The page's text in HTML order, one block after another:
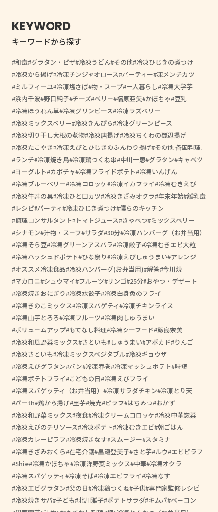
KEYWORD
キーワードから探す
和食 グラタン・ピザ 冷凍うどん その他 冷凍ひじきの煮つけ
冷凍から揚げ 冷凍チンジャオロース パーティー 凍メンチカツ
ミルフィーユ 冷凍塩さば 物・スープ 一人暮らし 冷凍大学芋
浜内千波 野口純子 チーズ ベリー 福原亜矢 かぼちゃ 豆乳
冷凍ほうれん草 冷凍グリンピース 冷凍ラズベリー
冷凍ミックスベリー 冷凍きんぴら 冷凍グリーンピース
冷凍切り干し大根の煮物 冷凍唐揚げ 冷凍ちくわの磯辺揚げ
冷凍たこやき 冷凍えびとひじきのふんわり揚げ その他 各国料理.
ランチ 冷凍焼き鳥 冷凍鶏つくね串 中川一恵 グラタン キャベツ
ヨーグルト カボチャ 冷凍フライドポテト 冷凍いんげん
冷凍ブルーベリー 冷凍コロッケ 冷凍イカフライ 冷凍むきえび
冷凍牛丼の具 冷凍ひと口カツ 冷凍きざみオクラ 年末年始 離乳食
レシピ パーティ 冷凍ひじき煮つけ 僕らのキッチン
調理コンサルタント
トマトジュース きゃべつ ミックスベリー
シナモン 汁物・スープ サラダ 30分 冷凍ハンバーグ（お弁当用）
冷凍そら豆 冷凍グリーンアスパラ 冷凍餃子 冷凍むきエビ大粒
冷凍ハッシュドポテト ひな祭り 冷凍えびしゅうまい アレンジ
オススメ冷凍食品 冷凍ハンバーグ(お弁当用) 解答 今川焼
マカロニ シュウマイ フルーツ リンゴ 25分 おやつ・デザート
冷凍焼きおにぎり 冷凍水餃子 冷凍白身魚のフライ
冷凍きのこミックス 冷凍スパゲティ 冷凍チキンライス
冷凍山芋とろろ 冷凍フルーツ 冷凍肉しゅうまい
ボリュームアップ もてなし料理 冷凍シーフード 飯島奈美
冷凍和風野菜ミックス さといも しゅうまい アボカド りんご
冷凍さといも 冷凍ミックスベジタブル 冷凍ギョウザ
冷凍えびグラタン パン 冷凍春巻 冷凍マッシュポテト 時短
冷凍ポテトフライ こどもの日 冷凍えびフライ
冷凍スパゲッティ（お弁当用）
冷凍サラダチキン 冷凍とり天
パーth 鶏から揚げ 里芋 焼売 ピラフ はちみつ おかず
冷凍和野菜ミックス 夜食 冷凍クリームコロッケ 冷凍中華惣菜
冷凍えびのチリソース 冷凍ポテト 冷凍むきエビ 朝ごはん
冷凍カレーピラフ 冷凍焼きなす スムージー スタミナ
冷凍きざみおくら 在宅介護 畠瀬登美子 さと芋 ルウ エビピラフ
Shie 冷凍かぼちゃ 冷凍洋野菜ミックス 中華 冷凍オクラ
冷凍スパゲッティ 冷凍そば 冷凍エビフライ 冷凍なす
冷凍エビグラタン 父の日 冷凍鶏つくね 子供 専門家監修レシピ
冷凍焼きサバ 子ども 北川雅子 ポテトサラダ キムパ ベーコン